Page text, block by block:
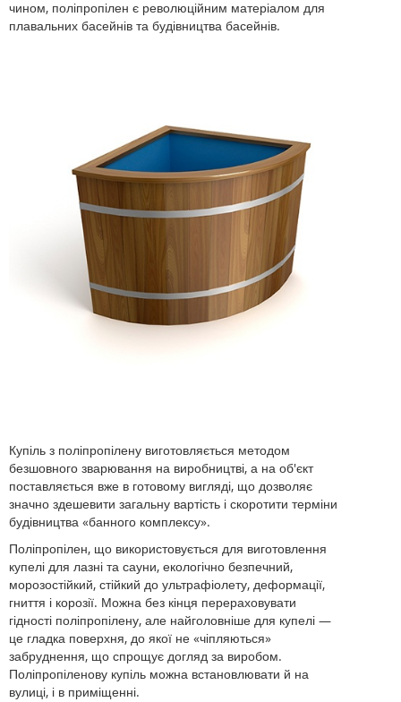
чином, поліпропілен є революційним матеріалом для
плавальних басейнів та будівництва басейнів.
Купіль з поліпропілену виготовляється методом
безшовного зварювання на виробництві, а на об'єкт
поставляється вже в готовому вигляді, що дозволяє
значно здешевити загальну вартість і скоротити терміни
будівництва «банного комплексу».
Поліпропілен, що використовується для виготовлення
купелі для лазні та сауни, екологічно безпечний,
морозостійкий, стійкий до ультрафіолету, деформації,
гниття і корозії. Можна без кінця перераховувати
гідності поліпропілену, але найголовніше для купелі —
це гладка поверхня, до якої не «чіпляються»
забруднення, що спрощує догляд за виробом.
Поліпропіленову купіль можна встановлювати й на
вулиці, і в приміщенні.